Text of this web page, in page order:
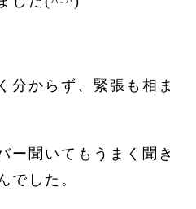
分からず、緊張も相ま
ー聞いてもうまく聞き
でした。